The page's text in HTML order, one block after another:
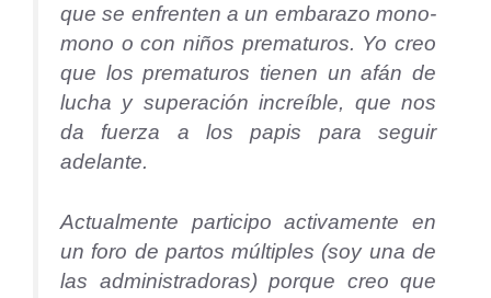
que se enfrenten a un embarazo mono-
mono o con niños prematuros. Yo creo
que los prematuros tienen un afán de
lucha y superación increíble, que nos
da fuerza a los papis para seguir
adelante.
Actualmente participo activamente en
un foro de partos múltiples (soy una de
las administradoras) porque creo que